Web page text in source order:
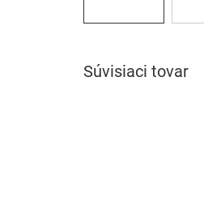
Súvisiaci tovar